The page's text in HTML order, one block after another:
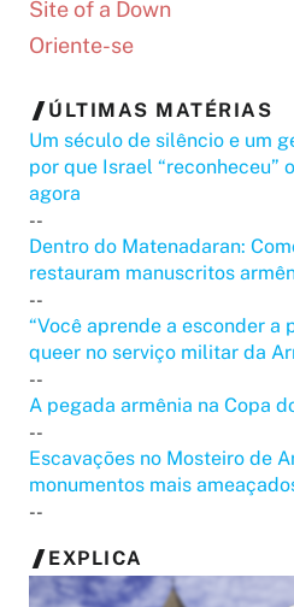
Site of a Down
Oriente-se
ÚLTIMAS MATÉRIAS
Um século de silêncio e um
por que Israel “reconheceu”
agora
--
Dentro do Matenadaran:
restauram manuscritos
--
“Você aprende a esconder a
queer no serviço militar da
--
A pegada armênia na Copa
--
Escavações no Mosteiro de
monumentos mais
--
EXPLICA